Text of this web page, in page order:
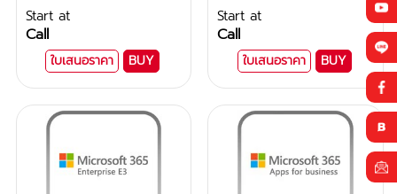
Start at
Call
ใบเสนอราคา BUY
Start at
Call
ใบเสนอราคา BUY